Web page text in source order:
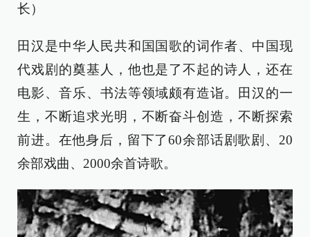
长）
田汉是中华人民共和国国歌的词作者、中国现
代戏剧的奠基人，他也是了不起的诗人，还在
电影、音乐、书法等领域颇有造诣。田汉的一
生，不断追求光明，不断奋斗创造，不断探索
前进。在他身后，留下了60余部话剧歌剧、20
余部戏曲、2000余首诗歌。